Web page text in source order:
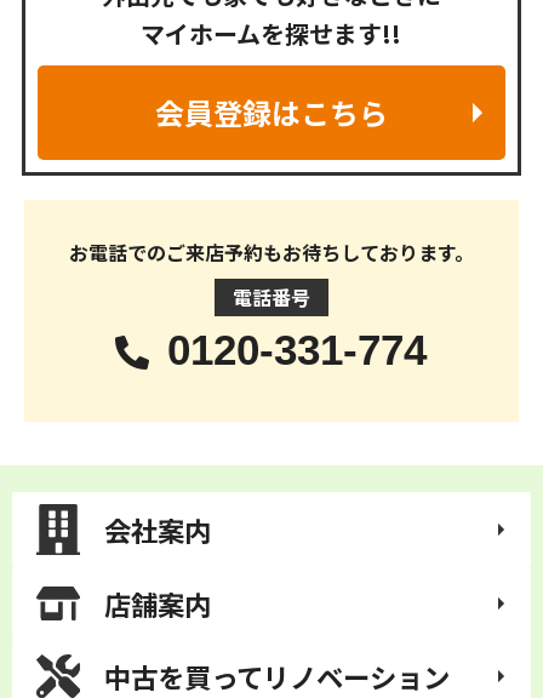
マイホームを探せます!!
会員登録はこちら
お電話でのご来店予約もお待ちしております。
電話番号
0120-331-774
会社案内
店舗案内
中古を買ってリノベーション